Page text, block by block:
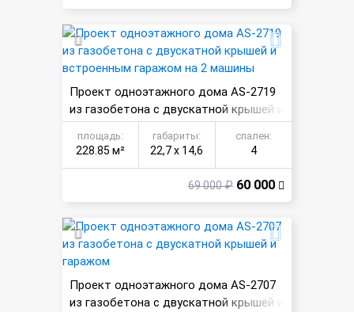
Проект одноэтажного дома AS-2719
из газобетона с двускатной крышей и
встроенным гаражом на 2 машины
площадь:
228.85 м²
габариты:
22,7 х 14,6
спален:
4
69 000 ₽ 60 000
Проект одноэтажного дома AS-2707
из газобетона с двускатной крышей и